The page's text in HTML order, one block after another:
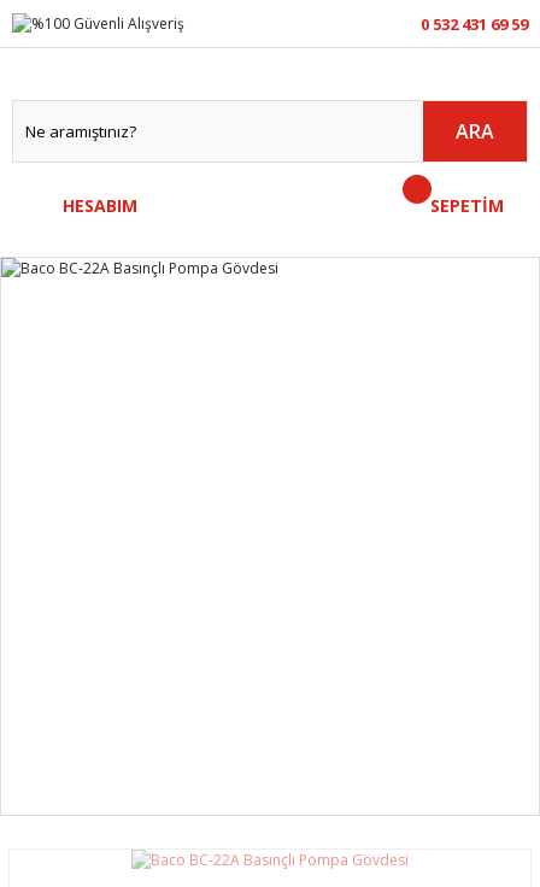
0 532 431 69 59
ARA
HESABIM SEPETİM